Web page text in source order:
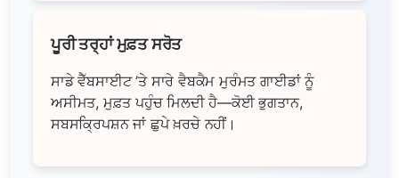
ਪੂਰੀ ਤਰ੍ਹਾਂ ਮੁਫ਼ਤ ਸਰੋਤ
ਸਾਡੇ ਵੈੱਬਸਾਈਟ ’ਤੇ ਸਾਰੇ ਵੈਬਕੈਮ ਮੁਰੰਮਤ ਗਾਈਡਾਂ ਨੂੰ
ਅਸੀਮਤ, ਮੁਫ਼ਤ ਪਹੁੰਚ ਮਿਲਦੀ ਹੈ—ਕੋਈ ਭੁਗਤਾਨ,
ਸਬਸਕ੍ਰਿਪਸ਼ਨ ਜਾਂ ਛੁਪੇ ਖ਼ਰਚੇ ਨਹੀਂ।